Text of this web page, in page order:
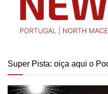
Super Pista: oiça aqui o